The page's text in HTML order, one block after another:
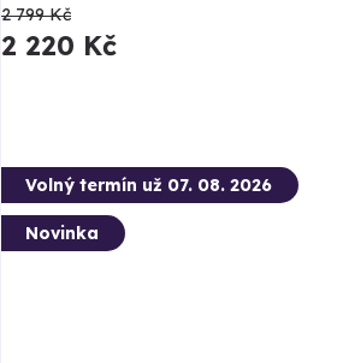
2 799 Kč
2 220 Kč
Volný termín už 07. 08. 2026
Novinka